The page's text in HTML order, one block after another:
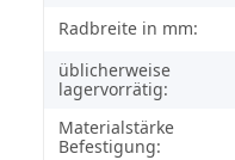
Radbreite in mm:
üblicherweise
lagervorrätig:
Materialstärke
Befestigung: